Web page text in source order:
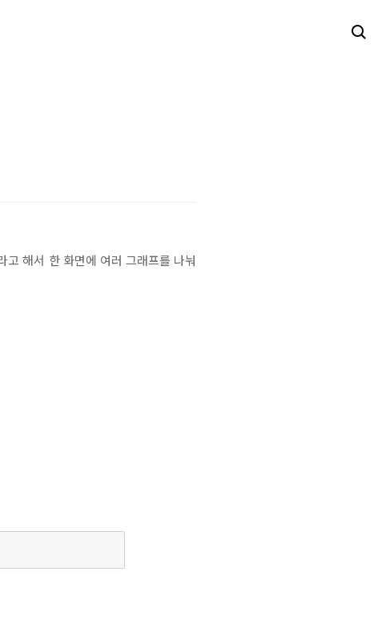
해서 한 화면에 여러 그래프를 나눠